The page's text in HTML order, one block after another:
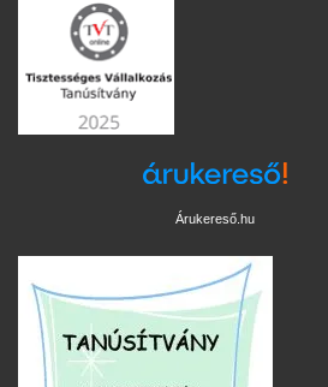
Árukereső.hu